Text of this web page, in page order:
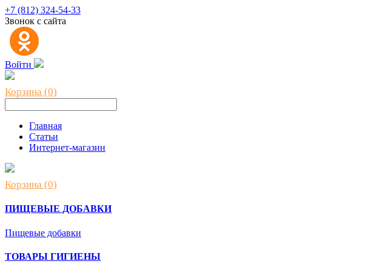
+7 (812) 324-54-33
Звонок с сайта
Войти
Корзина (0)
Главная
Статьи
Интернет-магазин
Корзина (0)
ПИЩЕВЫЕ ДОБАВКИ
Пищевые добавки
ТОВАРЫ ГИГИЕНЫ